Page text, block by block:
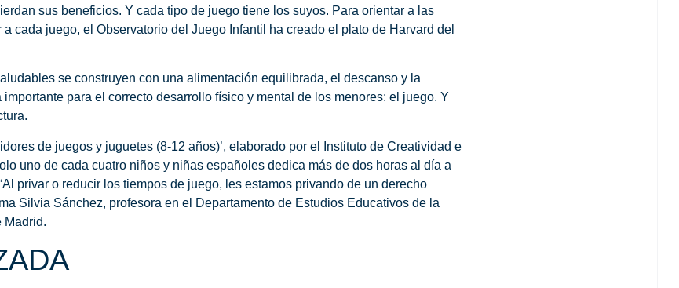
sus beneficios. Y cada tipo de juego tiene los suyos. Para orientar a las
a cada juego, el Observatorio del Juego Infantil ha creado el plato de Harvard del
se construyen con una alimentación equilibrada, el descanso y la
para el correcto desarrollo físico y mental de los menores: el juego. Y
de juegos y juguetes (8-12 años)’, elaborado por el Instituto de Creatividad e
uno de cada cuatro niños y niñas españoles dedica más de dos horas al día a
privar o reducir los tiempos de juego, les estamos privando de un derecho
Silvia Sánchez, profesora en el Departamento de Estudios Educativos de la
Madrid.